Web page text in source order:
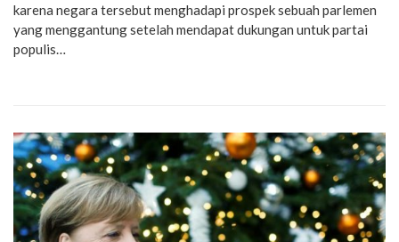
karena negara tersebut menghadapi prospek sebuah parlemen
yang menggantung setelah mendapat dukungan untuk partai
populis…